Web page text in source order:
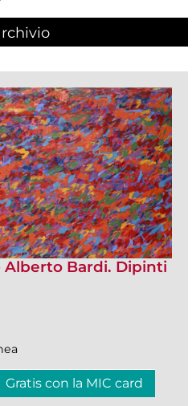
Bardi. Dipinti
Gratis con la MIC card